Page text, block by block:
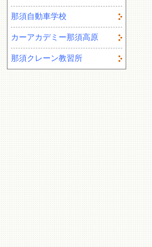
那須自動車学校
カーアカデミー那須高原
那須クレーン教習所